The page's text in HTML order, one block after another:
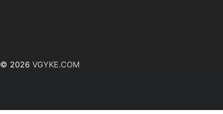
© 2026 VGYKE.COM